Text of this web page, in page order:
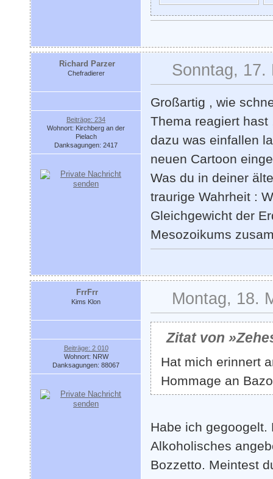
Richard Parzer
Chefradierer
Beiträge: 234
Wohnort: Kirchberg an der
Pielach
Danksagungen: 2417
Sonntag, 17.
Großartig , wie
Thema reagiert
dazu was einfallen
neuen Cartoon
Was du in deiner
traurige Wahrheit :
Gleichgewicht der
Mesozoikums
FrrFrr
Kims Klon
Beiträge: 2 010
Wohnort: NRW
Danksagungen: 88067
Montag, 18.
Zitat von
Hat mich erinnert
Hommage an
Habe ich
Alkoholisches
Bozzetto. Meintest